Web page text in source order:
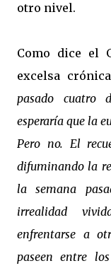
otro nivel.
Como dice el
excelsa
pasado cuatro
esperaría que la
Pero no. El
difuminando la
la semana
irrealidad
enfrentarse a
paseen entre